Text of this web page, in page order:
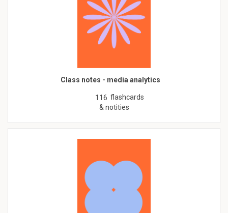
Class notes - media analytics
116 flashcards
& notities